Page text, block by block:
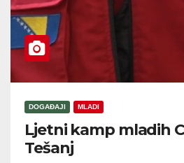
DOGAĐAJI MLADI
Ljetni kamp mladih
Tešanj